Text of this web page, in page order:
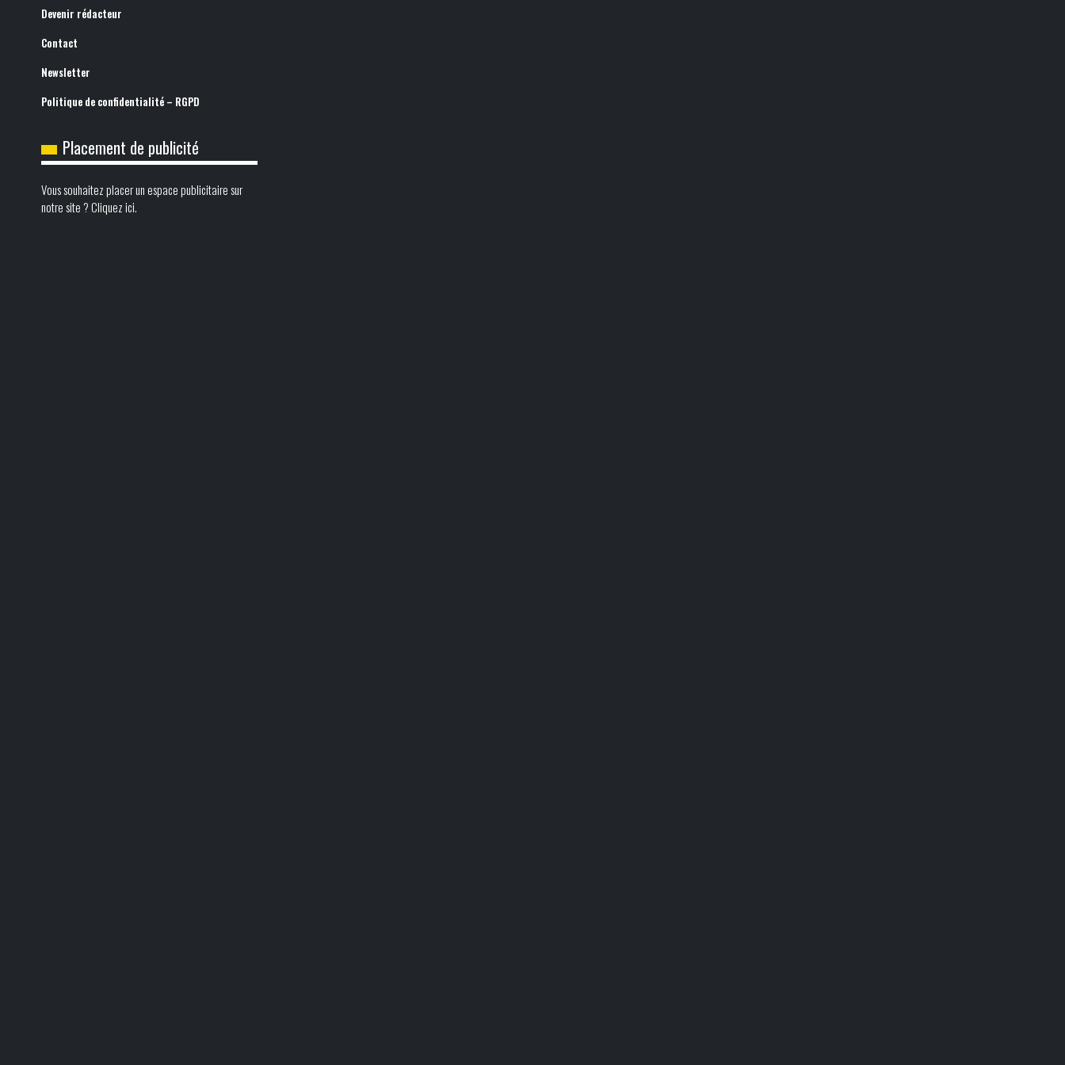
Devenir rédacteur
Contact
Newsletter
Politique de confidentialité – RGPD
Placement de publicité
Vous souhaitez placer un espace publicitaire sur
notre site ? Cliquez ici.